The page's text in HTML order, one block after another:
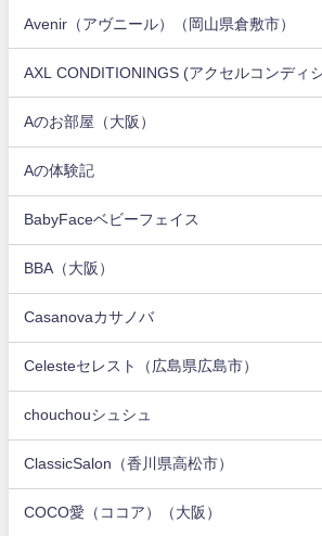
Avenir（アヴニール）（岡山県倉敷市）
AXL CONDITIONINGS (アクセルコンディ
Aのお部屋（大阪）
Aの体験記
BabyFaceベビーフェイス
BBA（大阪）
Casanovaカサノバ
Celesteセレスト（広島県広島市）
chouchouシュシュ
ClassicSalon（香川県高松市）
COCO愛（ココア）（大阪）